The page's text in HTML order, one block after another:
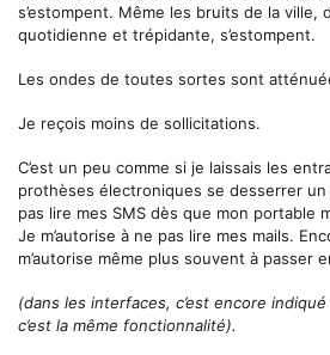
s’estompent. Même les bruits de la ville,
quotidienne et trépidante, s’estompent.
Les ondes de toutes sortes sont
Je reçois moins de sollicitations.
C’est un peu comme si je laissais les
prothèses électroniques se desserrer un
pas lire mes SMS dès que mon portable
Je m’autorise à ne pas lire mes mails.
m’autorise même plus souvent à passer
(dans les interfaces, c’est encore
c’est la même fonctionnalité).